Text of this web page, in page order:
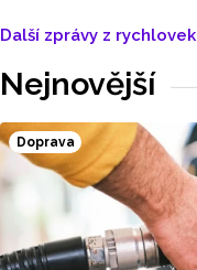
Další zprávy z rychlovek
Nejnovější
Doprava